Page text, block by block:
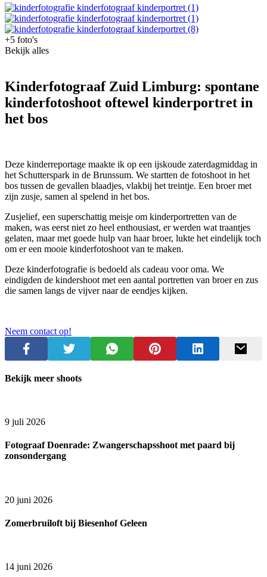
+5 foto's
Bekijk alles
Kinderfotograaf Zuid Limburg: spontane
kinderfotoshoot oftewel kinderportret in
het bos
Deze kinderreportage maakte ik op een ijskoude zaterdagmiddag in
het Schutterspark in de Brunssum. We startten de fotoshoot in het
bos tussen de gevallen blaadjes, vlakbij het treintje. Een broer met
zijn zusje, samen al spelend in het bos.
Zusjelief, een superschattig meisje om kinderportretten van de
maken, was eerst niet zo heel enthousiast, er werden wat traantjes
gelaten, maar met goede hulp van haar broer, lukte het eindelijk toch
om er een mooie kinderfotoshoot van te maken.
Deze kinderfotografie is bedoeld als cadeau voor oma. We
eindigden de kindershoot met een aantal portretten van broer en zus
die samen langs de vijver naar de eendjes kijken.
Neem contact op!
Bekijk meer shoots
9 juli 2026
Fotograaf Doenrade: Zwangerschapsshoot met paard bij
zonsondergang
20 juni 2026
Zomerbruiloft bij Biesenhof Geleen
14 juni 2026